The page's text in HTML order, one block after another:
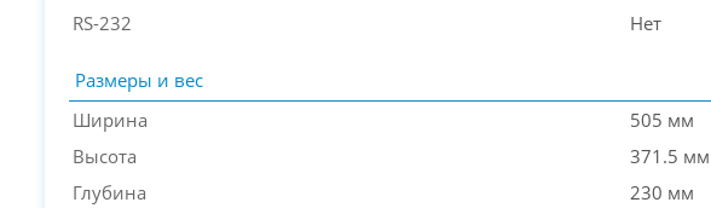
RS-232
Нет
Размеры и вес
Ширина
505 мм
Высота
371.5 мм
Глубина
230 мм